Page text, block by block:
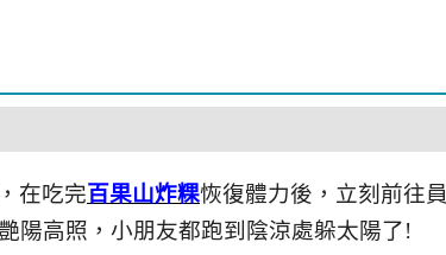
在吃完百果山炸粿恢復體力後，立刻前往員
陽高照，小朋友都跑到陰涼處躲太陽了!